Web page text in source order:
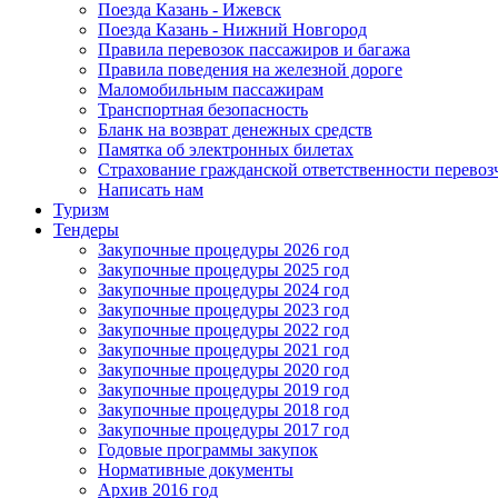
Поезда Казань - Ижевск
Поезда Казань - Нижний Новгород
Правила перевозок пассажиров и багажа
Правила поведения на железной дороге
Маломобильным пассажирам
Транспортная безопасность
Бланк на возврат денежных средств
Памятка об электронных билетах
Страхование гражданской ответственности
Написать нам
Туризм
Тендеры
Закупочные процедуры 2026 год
Закупочные процедуры 2025 год
Закупочные процедуры 2024 год
Закупочные процедуры 2023 год
Закупочные процедуры 2022 год
Закупочные процедуры 2021 год
Закупочные процедуры 2020 год
Закупочные процедуры 2019 год
Закупочные процедуры 2018 год
Закупочные процедуры 2017 год
Годовые программы закупок
Нормативные документы
Архив 2016 год